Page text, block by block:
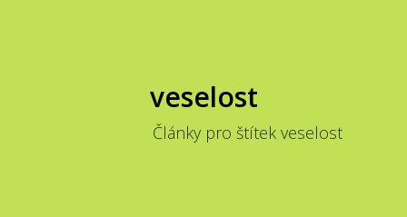
veselost
Články pro štítek veselost